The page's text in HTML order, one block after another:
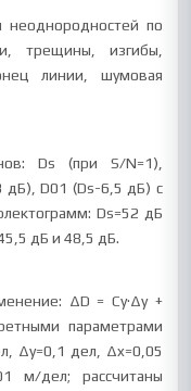
по
трещины, изгибы,
линии, шумовая
Ds (при S/N=1),
дБ), D01 (Ds-6,5 дБ) с
Ds=52 дБ
дБ и 48,5 дБ.
ΔD = Cу·Δy +
параметрами
Δy=0,1 дел, Δx=0,05
м/дел; рассчитаны